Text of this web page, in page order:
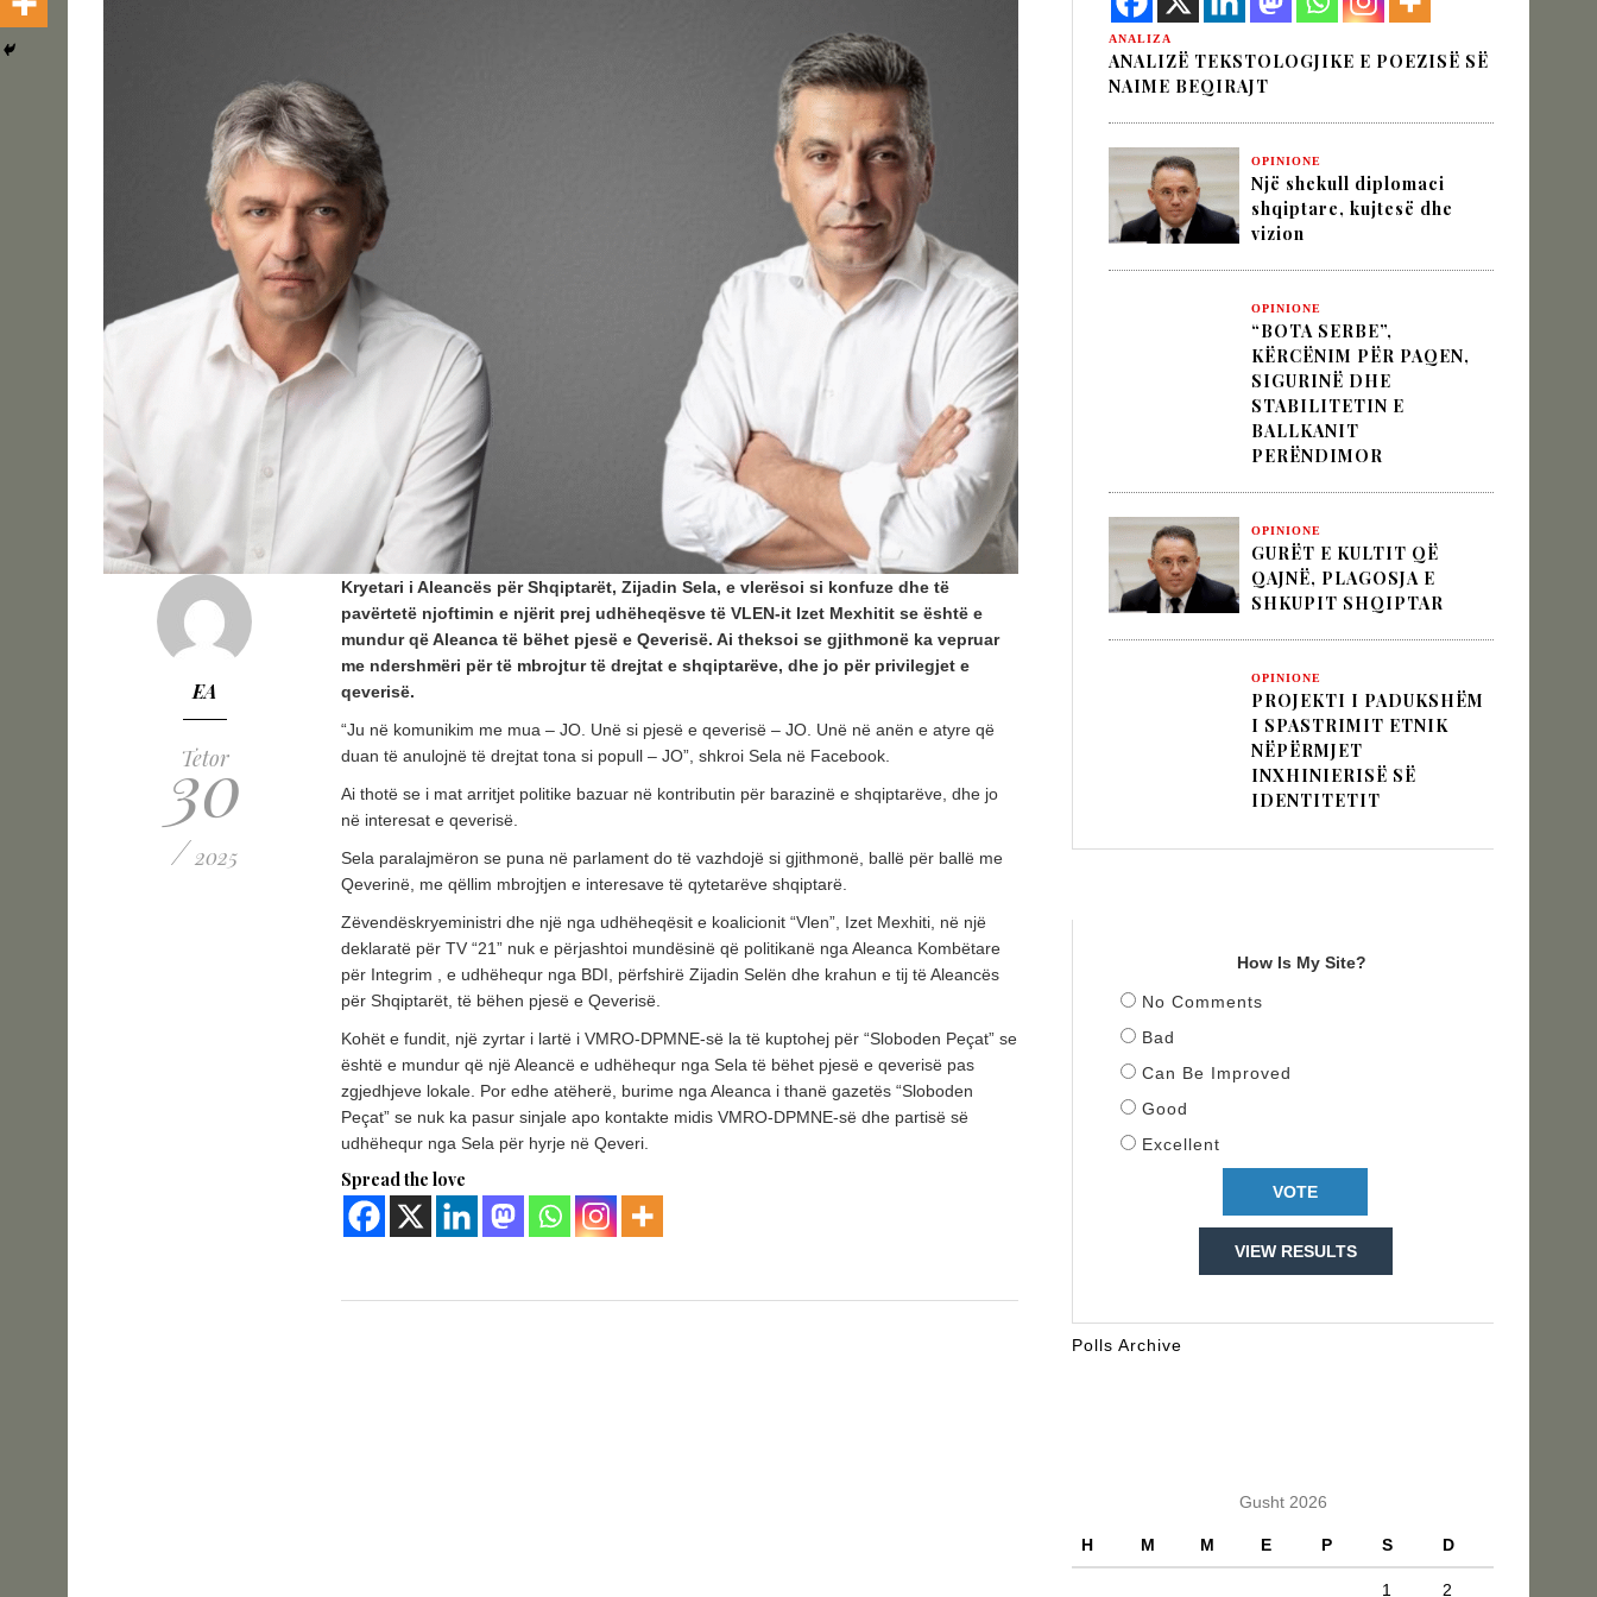
PROJEKTI I PADUKSHËM I SPASTRIMIT ETNIK NËPËRMJET INXHINIERISË SË
ANALIZË TEKSTOLOGJIKE E POEZISË SË NAIME BEQIRAJT
EA
Tetor
30
/ 2025
Kryetari i Aleancës për Shqiptarët, Zijadin Sela, e vlerësoi si konfuze dhe të
pavërtetë njoftimin e njërit prej udhëheqësve të VLEN-it Izet Mexhitit se është e
mundur që Aleanca të bëhet pjesë e Qeverisë. Ai theksoi se gjithmonë ka vepruar
me ndershmëri për të mbrojtur të drejtat e shqiptarëve, dhe jo për privilegjet e
qeverisë.
“Ju në komunikim me mua – JO. Unë si pjesë e qeverisë – JO. Unë në anën e atyre që
duan të anulojnë të drejtat tona si popull – JO”, shkroi Sela në Facebook.
Ai thotë se i mat arritjet politike bazuar në kontributin për barazinë e shqiptarëve, dhe jo
në interesat e qeverisë.
Sela paralajmëron se puna në parlament do të vazhdojë si gjithmonë, ballë për ballë me
Qeverinë, me qëllim mbrojtjen e interesave të qytetarëve shqiptarë.
Zëvendëskryeministri dhe një nga udhëheqësit e koalicionit “Vlen”, Izet Mexhiti, në një
deklaratë për TV “21” nuk e përjashtoi mundësinë që politikanë nga Aleanca Kombëtare
për Integrim , e udhëhequr nga BDI, përfshirë Zijadin Selën dhe krahun e tij të Aleancës
për Shqiptarët, të bëhen pjesë e Qeverisë.
Kohët e fundit, një zyrtar i lartë i VMRO-DPMNE-së la të kuptohej për “Sloboden Peçat” se
është e mundur që një Aleancë e udhëhequr nga Sela të bëhet pjesë e qeverisë pas
zgjedhjeve lokale. Por edhe atëherë, burime nga Aleanca i thanë gazetës “Sloboden
Peçat” se nuk ka pasur sinjale apo kontakte midis VMRO-DPMNE-së dhe partisë së
udhëhequr nga Sela për hyrje në Qeveri.
Spread the love
ANALIZA
ANALIZË TEKSTOLOGJIKE E POEZISË SË
NAIME BEQIRAJT
OPINIONE
Një shekull diplomaci
shqiptare, kujtesë dhe
vizion
OPINIONE
“BOTA SERBE”,
KËRCËNIM PËR PAQEN,
SIGURINË DHE
STABILITETIN E
BALLKANIT
PERËNDIMOR
OPINIONE
GURËT E KULTIT QË
QAJNË, PLAGOSJA E
SHKUPIT SHQIPTAR
OPINIONE
PROJEKTI I PADUKSHËM
I SPASTRIMIT ETNIK
NËPËRMJET
INXHINIERISË SË
IDENTITETIT
How Is My Site?
No Comments
Bad
Can Be Improved
Good
Excellent
VIEW RESULTS
Polls Archive
Gusht 2026
H M M E P S D
1 2